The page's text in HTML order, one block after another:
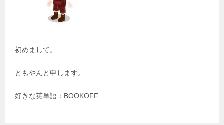
初めまして。
ともやんと申します。
好きな英単語：BOOKOFF